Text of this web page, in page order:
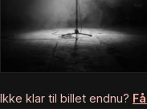
Ikke klar til billet endnu?